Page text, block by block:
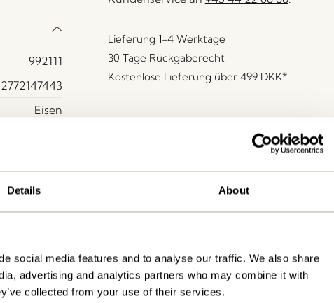
Details About
social media features and to analyse our traffic. We also share
advertising and analytics partners who may combine it with
collected from your use of their services.
992111
Eisen
Lieferung 1-4 Werktage
30 Tage Rückgaberecht
Kostenlose Lieferung über 499 DKK*